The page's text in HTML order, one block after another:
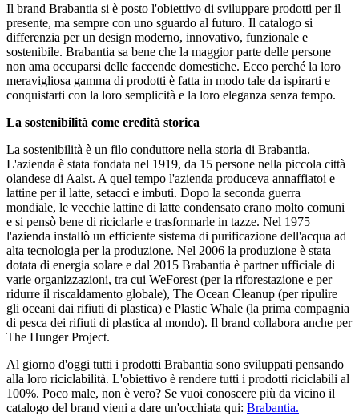
Il brand Brabantia si è posto l'obiettivo di sviluppare prodotti per il
presente, ma sempre con uno sguardo al futuro. Il catalogo si
differenzia per un design moderno, innovativo, funzionale e
sostenibile. Brabantia sa bene che la maggior parte delle persone
non ama occuparsi delle faccende domestiche. Ecco perché la loro
meravigliosa gamma di prodotti è fatta in modo tale da ispirarti e
conquistarti con la loro semplicità e la loro eleganza senza tempo.
La sostenibilità come eredità storica
La sostenibilità è un filo conduttore nella storia di Brabantia.
L'azienda è stata fondata nel 1919, da 15 persone nella piccola città
olandese di Aalst. A quel tempo l'azienda produceva annaffiatoi e
lattine per il latte, setacci e imbuti. Dopo la seconda guerra
mondiale, le vecchie lattine di latte condensato erano molto comuni
e si pensò bene di riciclarle e trasformarle in tazze. Nel 1975
l'azienda installò un efficiente sistema di purificazione dell'acqua ad
alta tecnologia per la produzione. Nel 2006 la produzione è stata
dotata di energia solare e dal 2015 Brabantia è partner ufficiale di
varie organizzazioni, tra cui WeForest (per la riforestazione e per
ridurre il riscaldamento globale), The Ocean Cleanup (per ripulire
gli oceani dai rifiuti di plastica) e Plastic Whale (la prima compagnia
di pesca dei rifiuti di plastica al mondo). Il brand collabora anche per
The Hunger Project.
Al giorno d'oggi tutti i prodotti Brabantia sono sviluppati pensando
alla loro riciclabilità. L'obiettivo è rendere tutti i prodotti riciclabili al
100%. Poco male, non è vero? Se vuoi conoscere più da vicino il
catalogo del brand vieni a dare un'occhiata qui: Brabantia.